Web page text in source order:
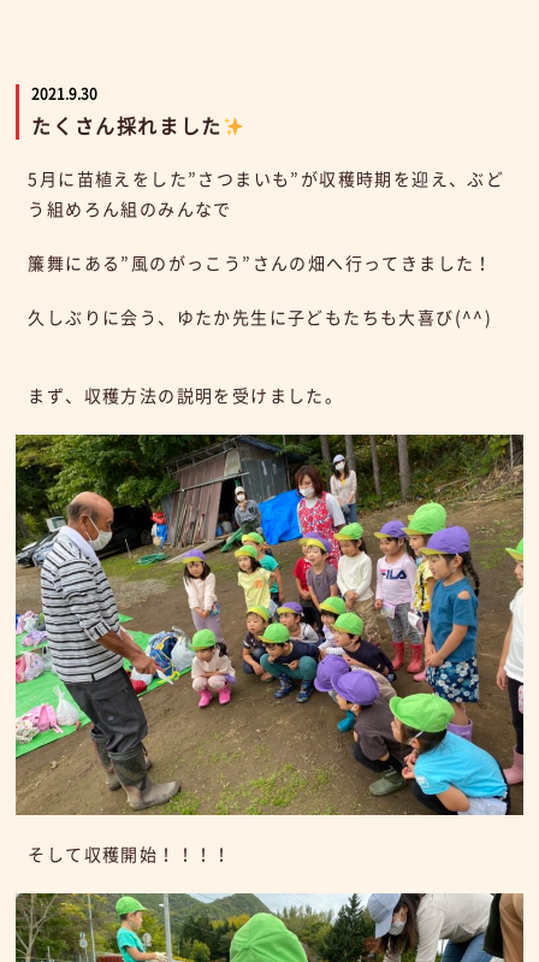
2021.9.30
たくさん採れました
5月に苗植えをした”さつまいも”が収穫時期を迎え、ぶど
う組めろん組のみんなで
簾舞にある”風のがっこう”さんの畑へ行ってきました！
久しぶりに会う、ゆたか先生に子どもたちも大喜び(^^)
まず、収穫方法の説明を受けました。
そして収穫開始！！！！